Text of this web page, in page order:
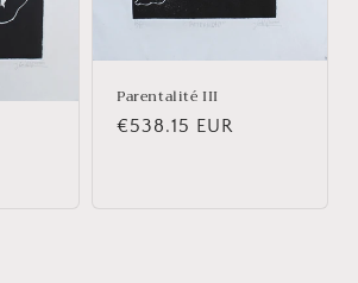
Parentalité III
Prix
€538.15 EUR